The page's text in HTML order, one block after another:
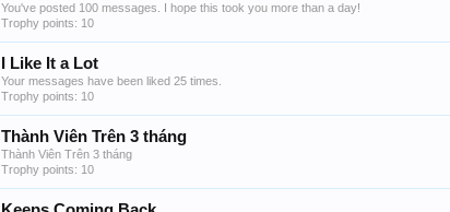
You've posted 100 messages. I hope this took you more than a day!
Trophy points: 10
I Like It a Lot
Your messages have been liked 25 times.
Trophy points: 10
Thành Viên Trên 3 tháng
Thành Viên Trên 3 tháng
Trophy points: 10